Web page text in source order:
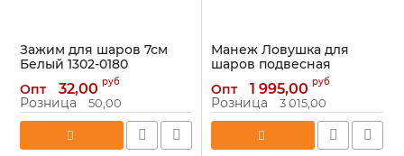
Зажим для шаров 7см
Белый 1302-0180
Артикул: 1302-0180
Опт 32,00 руб
Розница 50,00
Манеж Ловушка для
шаров подвесная
60х182см сеть 1302-1691
Артикул: 1302-1691
Опт 1 995,00 руб
Розница 3 015,00